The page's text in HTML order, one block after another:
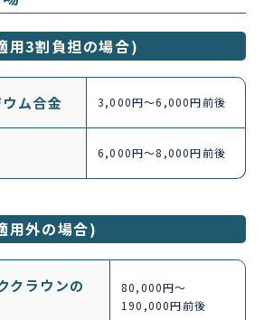
用3割負担の場合)
ム合金 3,000円～6,000円前後
6,000円～8,000円前後
用外の場合)
クラウンの
80,000円～
190,000円前後